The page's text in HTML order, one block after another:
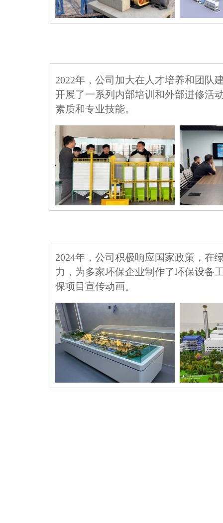
2022年，公司加大在人才培养和团队
开展了一系列内部培训和外部进修活
素质和专业技能。
2024年，公司积极响应国家政策，在
力，为多家环保企业制作了环保设备
保项目宣传动画。